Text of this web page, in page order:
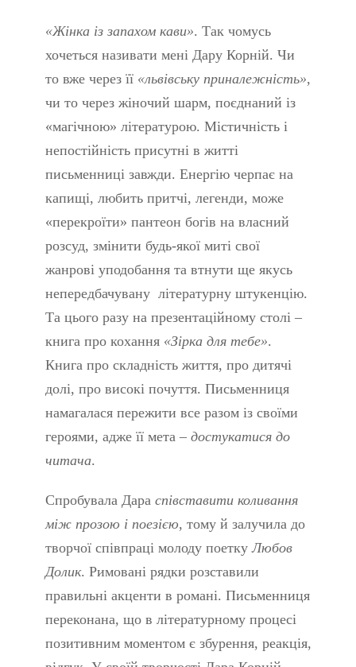
«Жінка із запахом кави». Так чомусь
хочеться називати мені Дару Корній. Чи
то вже через її «львівську приналежність»,
чи то через жіночий шарм, поєднаний із
«магічною» літературою. Містичність і
непостійність присутні в житті
письменниці завжди. Енергію черпає на
капищі, любить притчі, легенди, може
«перекроїти» пантеон богів на власний
розсуд, змінити будь-якої миті свої
жанрові уподобання та втнути ще якусь
непередбачувану літературну штукенцію.
Та цього разу на презентаційному столі –
книга про кохання «Зірка для тебе».
Книга про складність життя, про дитячі
долі, про високі почуття. Письменниця
намагалася пережити все разом із своїми
героями, адже її мета – достукатися до
читача.
Спробувала Дара співставити коливання
між прозою і поезією, тому й залучила до
творчої співпраці молоду поеткуЛюбов
Долик. Римовані рядки розставили
правильні акценти в романі. Письменниця
переконана, що в літературному процесі
позитивним моментом є збурення, реакція,